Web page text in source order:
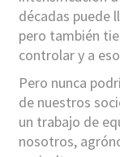
décadas puede
pero también
controlar y a
Pero nunca
de nuestros
un trabajo de
nosotros,